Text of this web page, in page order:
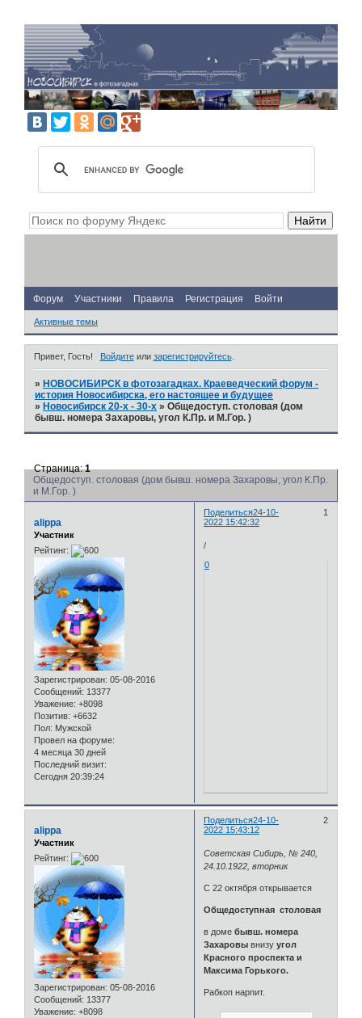
Форум Участники Правила Регистрация Войти
Активные темы
Привет, Гость! Войдитеили зарегистрируйтесь.
» НОВОСИБИРСК в фотозагадках. Краеведческий форум -
история Новосибирска, его настоящее и будущее
» Новосибирск 20-х - 30-х »Общедоступ. столовая (дом
бывш. номера Захаровы, угол К.Пр. и М.Гор. )
Общедоступ. столовая (дом бывш. номера Захаровы, угол К.Пр.
и М.Гор. )
Страница:1
Поделиться 1
24-10-
2022 15:42:32
alippa
Участник
Рейтинг:
Зарегистрирован: 05-08-2016
Сообщений: 13377
Уважение: +8098
Позитив: +6632
Пол: Мужской
Провел на форуме:
4 месяца 30 дней
Последний визит:
Сегодня 20:39:24
/
0
Поделиться 2
24-10-
2022 15:43:12
alippa
Участник
Рейтинг:
Зарегистрирован: 05-08-2016
Сообщений: 13377
Уважение: +8098
Советская Сибирь, № 240,
24.10.1922, вторник
С 22 октября открывается
Общедоступная столовая
в домебывш. номера
Захаровы внизуугол
Красного проспекта и
Максима Горького.
Рабкоп нарпит.